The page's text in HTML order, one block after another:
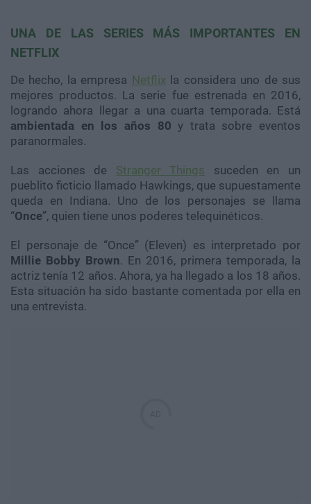
UNA DE LAS SERIES MÁS IMPORTANTES EN
NETFLIX
De hecho, la empresa Netflixla considera uno de sus
mejores productos. La serie fue estrenada en 2016,
logrando ahora llegar a una cuarta temporada. Está
ambientada en los años 80 y trata sobre eventos
paranormales.
Las acciones de Stranger Things suceden en un
pueblito ficticio llamado Hawkings, que supuestamente
queda en Indiana. Uno de los personajes se llama
“Once”, quien tiene unos poderes telequinéticos.
El personaje de “Once” (Eleven) es interpretado por
Millie Bobby Brown. En 2016, primera temporada, la
actriz tenía 12 años. Ahora, ya ha llegado a los 18 años.
Esta situación ha sido bastante comentada por ella en
una entrevista.